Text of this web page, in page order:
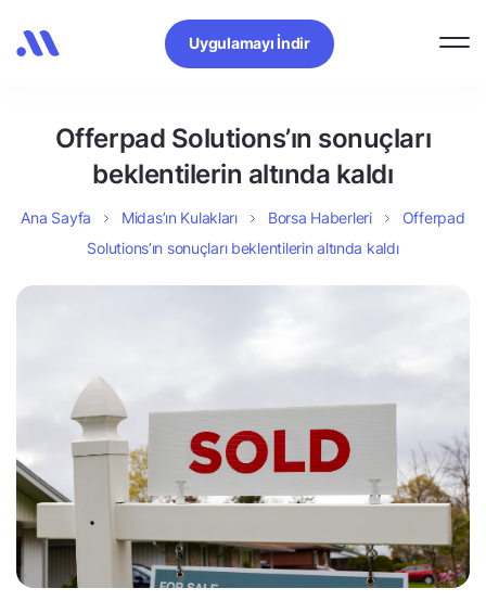
Uygulamayı İndir
Offerpad Solutions’ın sonuçları
beklentilerin altında kaldı
Ana Sayfa Midas’ın Kulakları Borsa Haberleri
Offerpad
Solutions’ın sonuçları beklentilerin altında kaldı